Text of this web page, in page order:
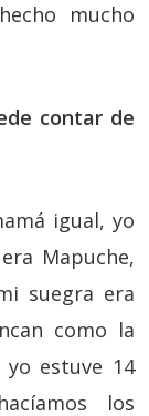
mucho
contar de
igual, yo
Mapuche,
suegra era
como la
estuve 14
los